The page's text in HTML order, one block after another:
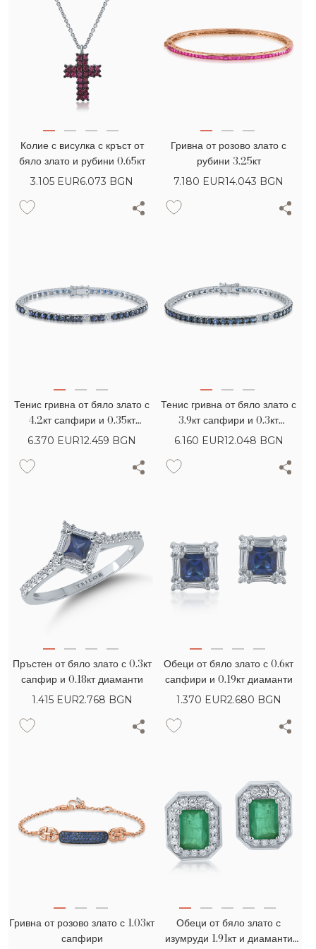
Колие с висулка с кръст от
бяло злато и рубини 0.65кт
3.105 EUR6.073 BGN
Гривна от розово злато с
рубини 3.25кт
7.180 EUR14.043 BGN
Тенис гривна от бяло злато с
4.2кт сапфири и 0.35кт
диаманти
6.370 EUR12.459 BGN
Тенис гривна от бяло злато с
3.9кт сапфири и 0.3кт
диаманти
6.160 EUR12.048 BGN
Пръстен от бяло злато с 0.3кт
сапфир и 0.18кт диаманти
1.415 EUR2.768 BGN
Обеци от бяло злато с 0.6кт
сапфири и 0.19кт диаманти
1.370 EUR2.680 BGN
Гривна от розово злато с 1.03кт
сапфири
Обеци от бяло злато с
изумруди 1.91кт и диаманти